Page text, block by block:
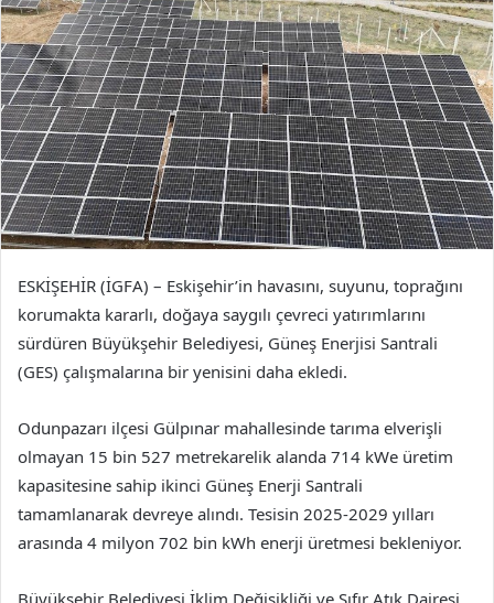
ESKİŞEHİR (İGFA) – Eskişehir’in havasını, suyunu, toprağını
korumakta kararlı, doğaya saygılı çevreci yatırımlarını
sürdüren Büyükşehir Belediyesi, Güneş Enerjisi Santrali
(GES) çalışmalarına bir yenisini daha ekledi.
Odunpazarı ilçesi Gülpınar mahallesinde tarıma elverişli
olmayan 15 bin 527 metrekarelik alanda 714 kWe üretim
kapasitesine sahip ikinci Güneş Enerji Santrali
tamamlanarak devreye alındı. Tesisin 2025-2029 yılları
arasında 4 milyon 702 bin kWh enerji üretmesi bekleniyor.